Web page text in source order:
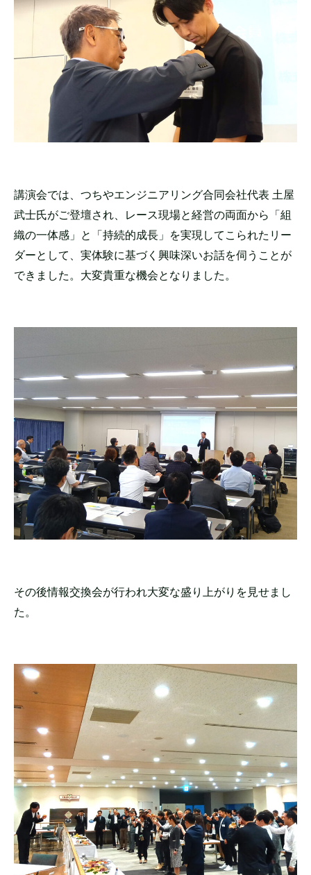
講演会では、つちやエンジニアリング合同会社代表 土屋
武士氏がご登壇され、レース現場と経営の両面から「組
織の一体感」と「持続的成長」を実現してこられたリー
ダーとして、実体験に基づく興味深いお話を伺うことが
できました。大変貴重な機会となりました。
その後情報交換会が行われ大変な盛り上がりを見せまし
た。